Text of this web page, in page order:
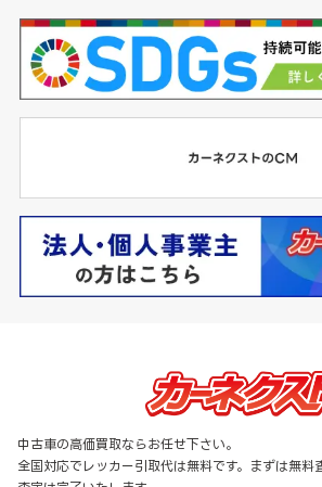
中古車の高価買取ならお任せ下さい。
全国対応でレッカー引取代は無料です。まずは無料